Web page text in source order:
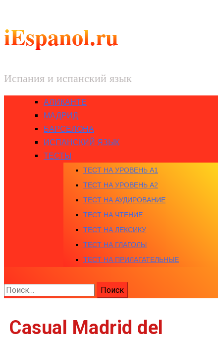
iEspanol.ru
Испания и испанский язык
АЛИКАНТЕ
МАДРИД
БАРСЕЛОНА
ИСПАНСКИЙ ЯЗЫК
ТЕСТЫ
ТЕСТ НА УРОВЕНЬ A1
ТЕСТ НА УРОВЕНЬ A2
ТЕСТ НА АУДИРОВАНИЕ
ТЕСТ НА ЧТЕНИЕ
ТЕСТ НА ЛЕКСИКУ
ТЕСТ НА ГЛАГОЛЫ
ТЕСТ НА ПРИЛАГАТЕЛЬНЫЕ
Найти:
Casual Madrid del